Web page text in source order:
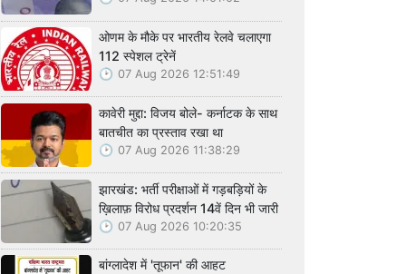
ओणम के मौके पर भारतीय रेलवे चलाएगा
112 स्पेशल ट्रेनें
07 Aug 2026 12:51:49
कावेरी मुद्दा: विजय बोले- कर्नाटक के साथ
बातचीत का प्रस्ताव रखा था
07 Aug 2026 11:38:29
झारखंड: भर्ती परीक्षाओं में गड़बड़ियों के
ख़िलाफ़ विरोध प्रदर्शन 14वें दिन भी जारी
07 Aug 2026 10:20:35
बांग्लादेश में 'तूफान' की आहट